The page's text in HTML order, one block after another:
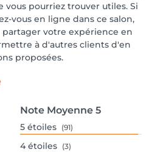
vous pourriez trouver utiles. Si
vous en ligne dans ce salon,
partager votre expérience en
à d'autres clients d'en
proposées.
Note Moyenne 5
5 étoiles (91)
4 étoiles (3)